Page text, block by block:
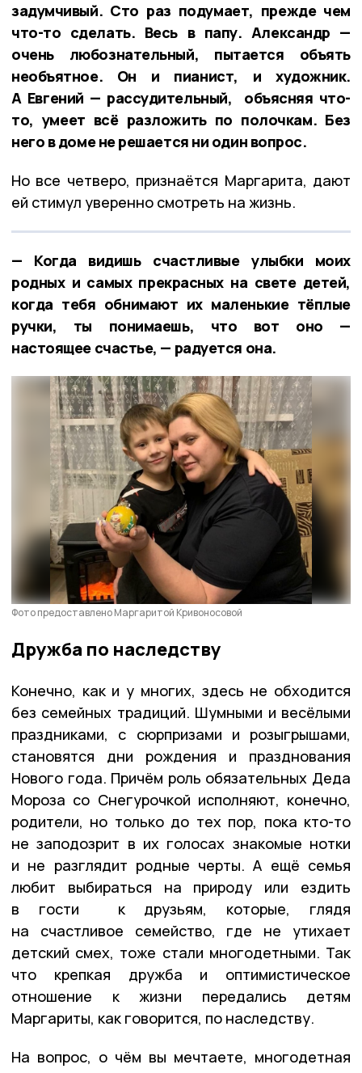
задумчивый. Сто раз подумает, прежде чем
что-то сделать. Весь в папу. Александр —
очень любознательный, пытается объять
необъятное. Он и пианист, и художник.
А Евгений — рассудительный, объясняя что-
то, умеет всё разложить по полочкам. Без
него в доме не решается ни один вопрос.
Но все четверо, признаётся Маргарита, дают
ей стимул уверенно смотреть на жизнь.
— Когда видишь счастливые улыбки моих
родных и самых прекрасных на свете детей,
когда тебя обнимают их маленькие тёплые
ручки, ты понимаешь, что вот оно —
настоящее счастье, — радуется она.
Фото предоставлено Маргаритой Кривоносовой
Дружба по наследству
Конечно, как и у многих, здесь не обходится
без семейных традиций. Шумными и весёлыми
праздниками, с сюрпризами и розыгрышами,
становятся дни рождения и празднования
Нового года. Причём роль обязательных Деда
Мороза со Снегурочкой исполняют, конечно,
родители, но только до тех пор, пока кто-то
не заподозрит в их голосах знакомые нотки
и не разглядит родные черты. А ещё семья
любит выбираться на природу или ездить
в гости к друзьям, которые, глядя
на счастливое семейство, где не утихает
детский смех, тоже стали многодетными. Так
что крепкая дружба и оптимистическое
отношение к жизни передались детям
Маргариты, как говорится, по наследству.
На вопрос, о чём вы мечтаете, многодетная